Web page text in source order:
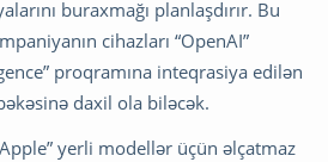
buraxmağı planlaşdırır. Bu
cihazları “OpenAI”
proqramına inteqrasiya edilən
daxil ola biləcək.
yerli modellər üçün əlçatmaz